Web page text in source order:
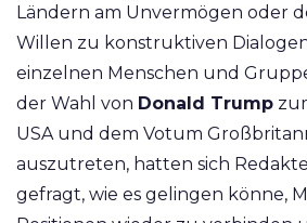
Ländern am Unvermögen oder
Willen zu konstruktiven
einzelnen Menschen und
der Wahl von Donald Trump
USA und dem Votum
auszutreten, hatten sich
gefragt, wie es gelingen könne,